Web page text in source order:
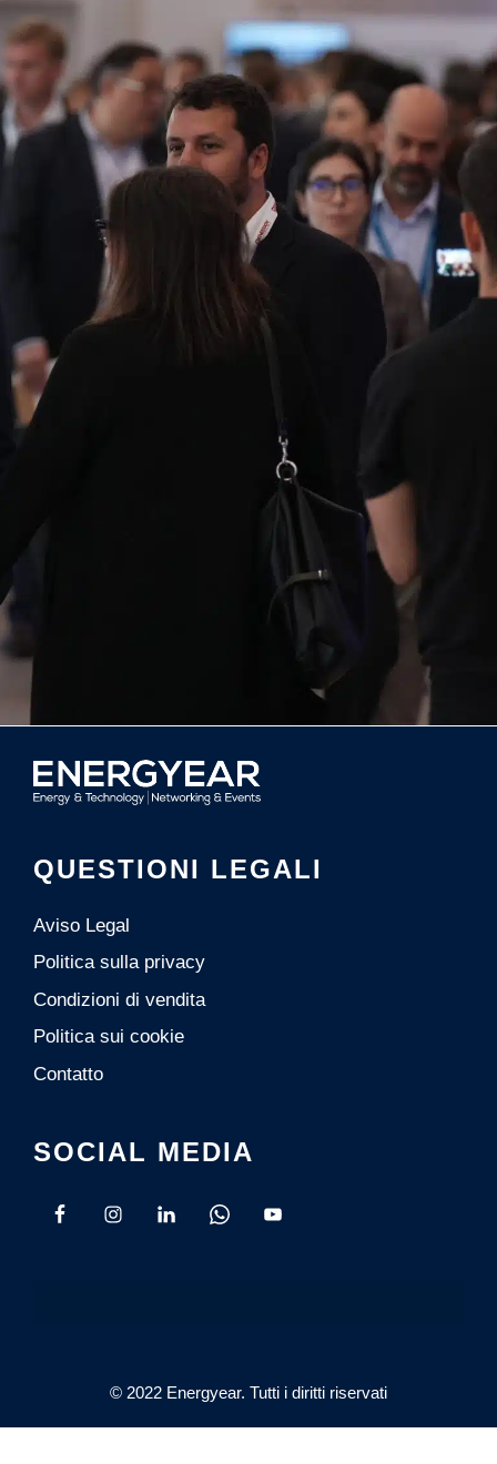
QUESTIONI LEGALI
Aviso Legal
Politica sulla privacy
Condizioni di vendita
Politica sui cookie
Contatto
SOCIAL MEDIA
© 2022 Energyear. Tutti i diritti riservati